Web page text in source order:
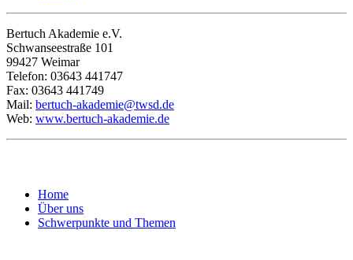
Bertuch Akademie e.V.
Schwanseestraße 101
99427 Weimar
Telefon: 03643 441747
Fax: 03643 441749
Mail: bertuch-akademie@twsd.de
Web: www.bertuch-akademie.de
Home
Über uns
Schwerpunkte und Themen